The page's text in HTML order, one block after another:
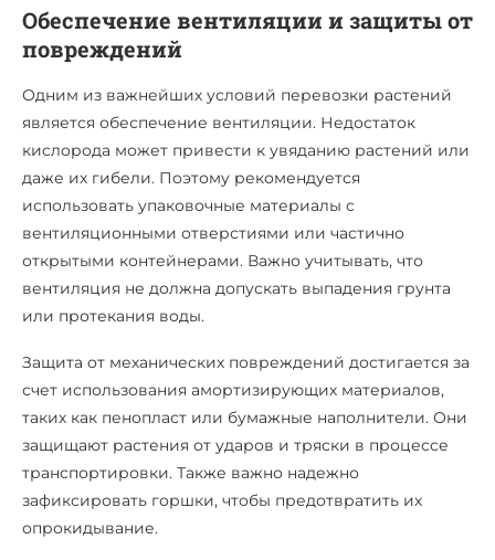
Обеспечение вентиляции и защиты от
повреждений
Одним из важнейших условий перевозки растений
является обеспечение вентиляции. Недостаток
кислорода может привести к увяданию растений или
даже их гибели. Поэтому рекомендуется
использовать упаковочные материалы с
вентиляционными отверстиями или частично
открытыми контейнерами. Важно учитывать, что
вентиляция не должна допускать выпадения грунта
или протекания воды.
Защита от механических повреждений достигается за
счет использования амортизирующих материалов,
таких как пенопласт или бумажные наполнители. Они
защищают растения от ударов и тряски в процессе
транспортировки. Также важно надежно
зафиксировать горшки, чтобы предотвратить их
опрокидывание.